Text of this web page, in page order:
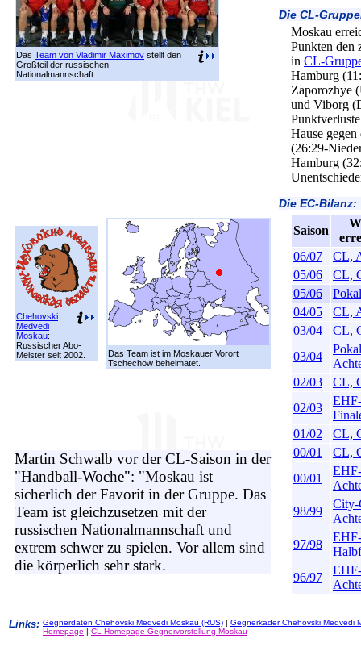
Das Team von Vladimir Maximov stellt den
Großteil der russischen
Nationalmannschaft.
Die CL-
Moskau
Punkten den
in CL-
Hamburg
Zaporozhye
und Viborg
Hause
(26:29-
Hamburg
Die EC-Bilanz:
Saison
06/07
CL,
05/06
CL,
05/06
04/05
CL,
03/04
CL,
03/04
02/03
CL,
02/03
01/02
CL,
00/01
CL,
00/01
98/99
City-
97/98
96/97
Chehovski
Medvedi
Moskau:
Russischer Abo-
Meister seit 2002.
Das Team ist im Moskauer Vorort
Tschechow beheimatet.
Martin Schwalb vor der CL-Saison in der
"Handball-Woche": "Moskau ist
sicherlich der Favorit in der Gruppe. Das
Team ist gleichzusetzen mit der
russischen Nationalmannschaft und
extrem schwer zu spielen. Vor allem sind
die körperlich sehr stark.
Links: Gegnerdaten Chehovski Medvedi Moskau (RUS) | Gegnerkader Chehovski Medvedi
Homepage | CL-Homepage Gegnervorstellung Moskau